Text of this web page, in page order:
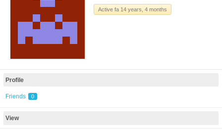
Active fa 14 years, 4 months
Profile
Friends 0
View